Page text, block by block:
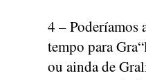
4 – Poderíamos
tempo para
ou ainda de